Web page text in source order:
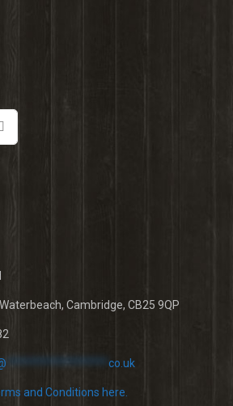
Cambridge, CB25 9QP
****************** co.uk
and Conditions here.